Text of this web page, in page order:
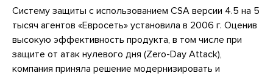
Систему защиты с использованием CSA версии 4.5 на 5
тысяч агентов «Евросеть» установила в 2006 г. Оценив
высокую эффективность продукта, в том числе при
защите от атак нулевого дня (Zero-Day Attack),
компания приняла решение модернизировать и